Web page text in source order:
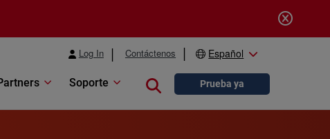
Log In Contáctenos Español
Soporte Close searchPrueba ya